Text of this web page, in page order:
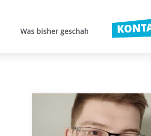
Was bisher geschah